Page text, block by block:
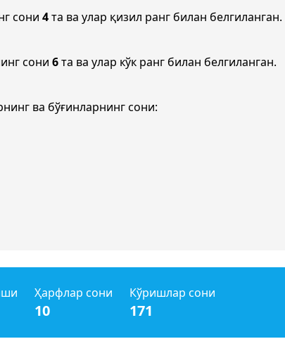
сони 4та ва улар қизил ранг билан белгиланган.
сони 6та ва улар кўк ранг билан белгиланган.
ва бўғинларнинг сони:
Ҳарфлар сони
10
Кўришлар сони
171